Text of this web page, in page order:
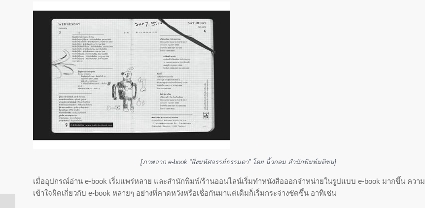
[ภาพจาก e-book “สิ่งมหัศจรรย์ธรรมดา” โดย นิ้วกลม สำนักพิมพ์มติชน]
เมื่ออุปกรณ์อ่าน e-book เริ่มแพร่หลาย และสำนักพิมพ์/ร้านออนไลน์เริ่มทำหนังสือออกจำหน่ายในรูปแบบ e-book มากขึ้น ความ
เข้าใจผิดเกี่ยวกับ e-book หลายๆ อย่างที่คาดหวังหรือเชื่อกันมาแต่เดิมก็เริ่มกระจ่างชัดขึ้น อาทิเช่น